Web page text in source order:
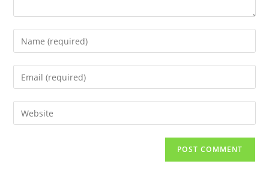
Enter
your
name
comment
Enter
your
email
address
Enter
your